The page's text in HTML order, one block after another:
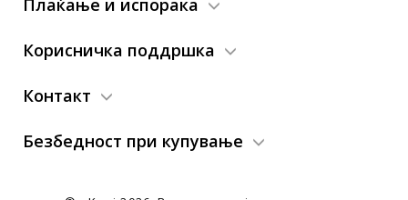
Плаќање и испорака
Корисничка поддршка
Контакт
Безбедност при купување